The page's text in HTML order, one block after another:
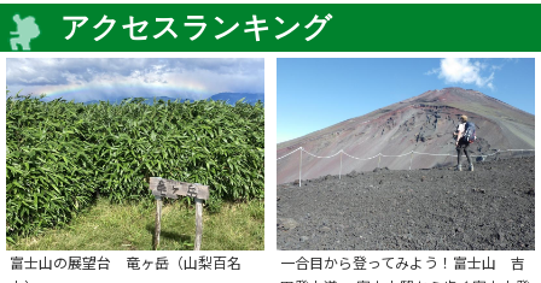
アクセスランキング
富士山の展望台 竜ヶ岳（山梨百名
一合目から登ってみよう！富士山 吉